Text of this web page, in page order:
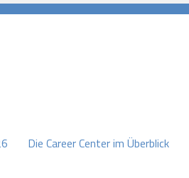
Die Career Center im Überblick